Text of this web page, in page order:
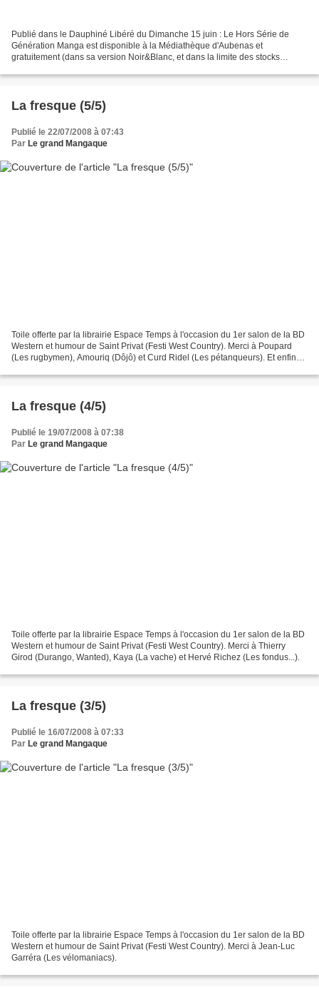
Publié dans le Dauphiné Libéré du Dimanche 15 juin : Le Hors Série de
Génération Manga est disponible à la Médiathèque d'Aubenas et
gratuitement (dans sa version Noir&Blanc, et dans la limite des stocks
La fresque (5/5)
Publié le 22/07/2008 à 07:43
Par Le grand Mangaque
Toile offerte par la librairie Espace Temps à l'occasion du 1er salon de la BD
Western et humour de Saint Privat (Festi West Country). Merci à Poupard
(Les rugbymen), Amouriq (Dôjô) et Curd Ridel (Les pétanqueurs). Et enfin
La fresque (4/5)
Publié le 19/07/2008 à 07:38
Par Le grand Mangaque
Toile offerte par la librairie Espace Temps à l'occasion du 1er salon de la BD
Western et humour de Saint Privat (Festi West Country). Merci à Thierry
Girod (Durango, Wanted), Kaya (La vache) et Hervé Richez (Les fondus...).
La fresque (3/5)
Publié le 16/07/2008 à 07:33
Par Le grand Mangaque
Toile offerte par la librairie Espace Temps à l'occasion du 1er salon de la BD
Western et humour de Saint Privat (Festi West Country). Merci à Jean-Luc
Garréra (Les vélomaniacs).